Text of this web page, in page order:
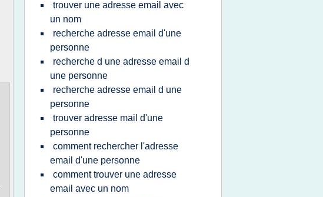
trouver une adresse email avec
un nom
recherche adresse email d'une
personne
recherche d une adresse email d
une personne
recherche adresse email d une
personne
trouver adresse mail d'une
personne
comment rechercher l'adresse
email d'une personne
comment trouver une adresse
email avec un nom